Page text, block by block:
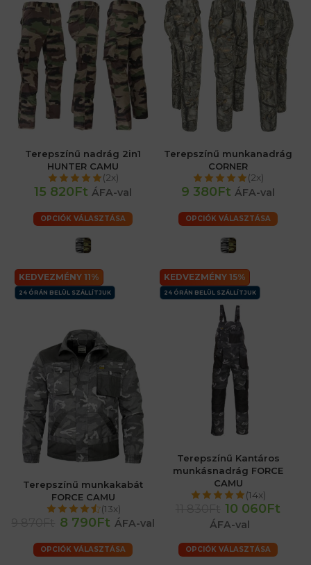
Terepszínű nadrág 2in1
HUNTER CAMU
(2x)
15 820Ft ÁFA-val
OPCIÓK VÁLASZTÁSA
Terepszínű munkanadrág
CORNER
(2x)
9 380Ft ÁFA-val
OPCIÓK VÁLASZTÁSA
KEDVEZMÉNY 11%
24 ÓRÁN BELÜL SZÁLLÍTJUK
Terepszínű munkakabát
FORCE CAMU
(13x)
8 790Ft ÁFA-val
OPCIÓK VÁLASZTÁSA
KEDVEZMÉNY 15%
24 ÓRÁN BELÜL SZÁLLÍTJUK
Terepszínű Kantáros
munkásnadrág FORCE
CAMU
(14x)
10 060Ft
ÁFA-val
OPCIÓK VÁLASZTÁSA